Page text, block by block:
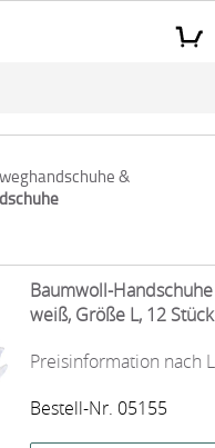
&
Baumwoll-
weiß, Größe L, 12 Stück
Preisinformation nach
Bestell-Nr. 05155